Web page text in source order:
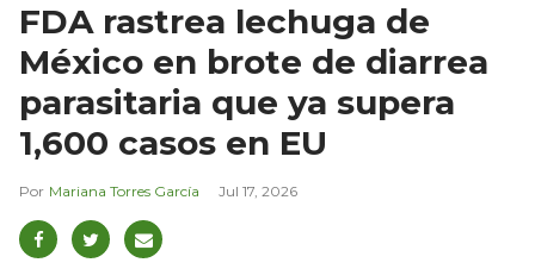
FDA rastrea lechuga de
México en brote de diarrea
parasitaria que ya supera
1,600 casos en EU
Mariana Torres García Jul 17, 2026